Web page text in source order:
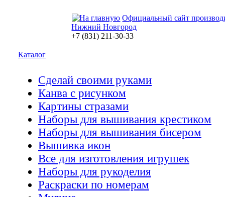
Официальный сайт
Нижний Новгород
+7 (831) 211-30-33
Каталог
Сделай своими руками
Канва с рисунком
Картины стразами
Наборы для вышивания крестиком
Наборы для вышивания бисером
Вышивка икон
Все для изготовления игрушек
Наборы для рукоделия
Раскраски по номерам